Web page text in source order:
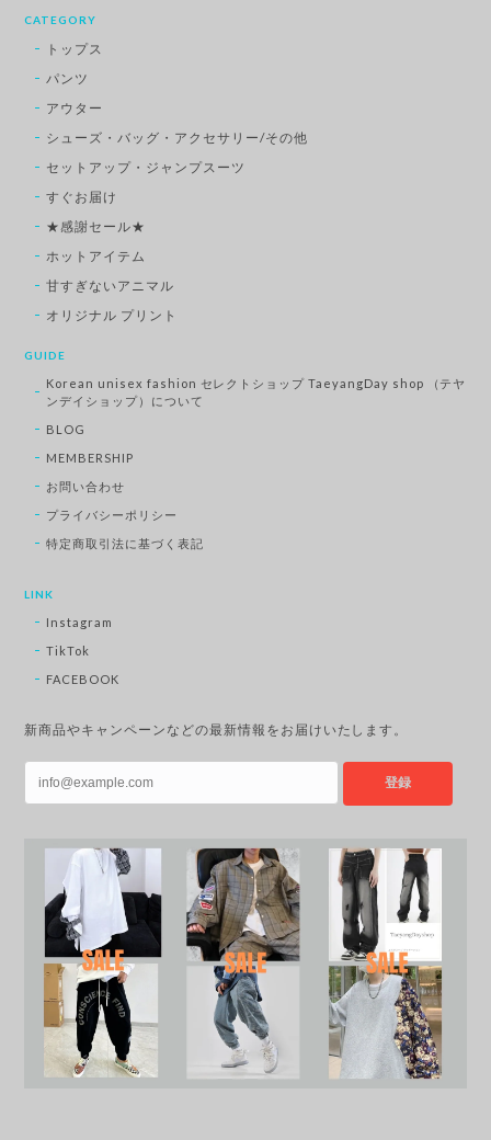
CATEGORY
トップス
パンツ
アウター
シューズ・バッグ・アクセサリー/その他
セットアップ・ジャンプスーツ
すぐお届け
★感謝セール★
ホットアイテム
甘すぎないアニマル
オリジナル プリント
GUIDE
Korean unisex fashion セレクトショップ TaeyangDay shop （テヤ
ンデイショップ）について
BLOG
MEMBERSHIP
お問い合わせ
プライバシーポリシー
特定商取引法に基づく表記
LINK
Instagram
TikTok
FACEBOOK
新商品やキャンペーンなどの最新情報をお届けいたします。
登録